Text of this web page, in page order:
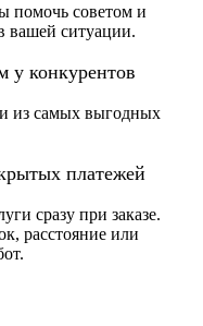
помочь советом и
вашей ситуации.
у конкурентов
из самых выгодных
платежей
сразу при заказе.
расстояние или